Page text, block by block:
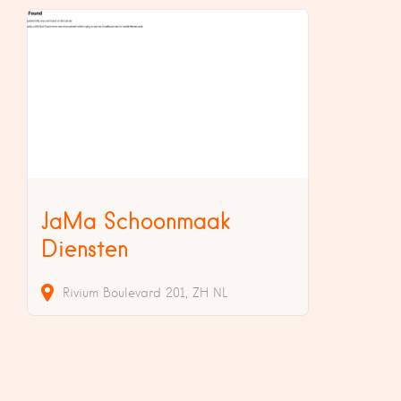
JaMa Schoonmaak
Diensten
Rivium Boulevard 201 ZH NL